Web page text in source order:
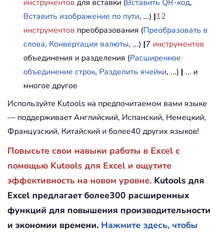
инструментов для вставки (Вставить QR-код,
Вставить изображение по пути, ...) |12
инструментов преобразования (Преобразовать в
слова, Конвертация валюты, ...) |7 инструментов
объединения и разделения (Расширенное
объединение строк, Разделить ячейки, ...) | ... и
многое другое
Используйте Kutools на предпочитаемом вами языке
— поддерживает Английский, Испанский, Немецкий,
Французский, Китайский и более40 других языков!
Повысьте свои навыки работы в Excel с
помощью Kutools для Excel и ощутите
эффективность на новом уровне. Kutools для
Excel предлагает более300 расширенных
функций для повышения производительности
и экономии времени. Нажмите здесь, чтобы